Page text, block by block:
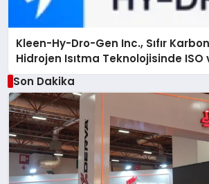
Kleen-Hy-Dro-Gen Inc., Sıfır
Hidrojen Isıtma Teknolojisinde ISO
Düzenleyici Onaylarını Aldı
Son Dakika